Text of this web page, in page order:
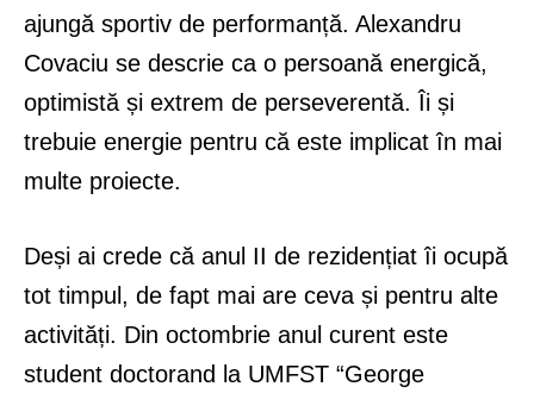
ajungă sportiv de performanță. Alexandru
Covaciu se descrie ca o persoană energică,
optimistă și extrem de perseverentă. Îi și
trebuie energie pentru că este implicat în mai
multe proiecte.
Deși ai crede că anul II de rezidențiat îi ocupă
tot timpul, de fapt mai are ceva și pentru alte
activități. Din octombrie anul curent este
student doctorand la UMFST “George